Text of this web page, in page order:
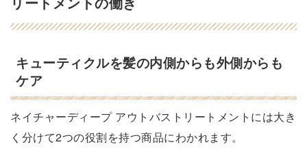
キューティクルを髪の内側からも外側からも
ケア
ネイチャーディープ アウトバストリートメントには大き
く分けて2つの役割を持つ商品にわかれます。